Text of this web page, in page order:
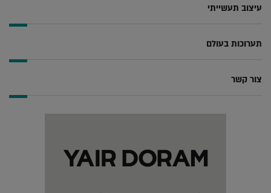
עיצוב תעשייתי
תערוכות בעולם
צור קשר